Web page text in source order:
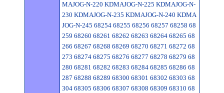
MAJOG-N-220 KDMAJOG-N-225 KDMAJOG-N-
230 KDMAJOG-N-235 KDMAJOG-N-240 KDMA
JOG-N-245 68254 68255 68256 68257 68258 68
259 68260 68261 68262 68263 68264 68265 68
266 68267 68268 68269 68270 68271 68272 68
273 68274 68275 68276 68277 68278 68279 68
280 68281 68282 68283 68284 68285 68286 68
287 68288 68289 68300 68301 68302 68303 68
304 68305 68306 68307 68308 68309 68310 68